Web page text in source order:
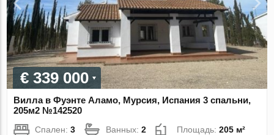
€ 339 000
Вилла в Фуэнте Аламо, Мурсия, Испания 3 спальни,
205м2 №142520
Спален:3 Ванных:2 Площадь:205 м²